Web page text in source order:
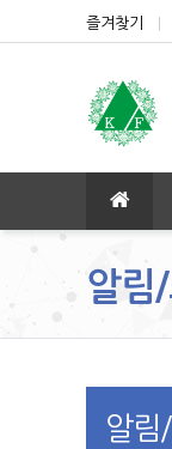
상단 네비
즐겨찾기
메인 메뉴
알림
알림